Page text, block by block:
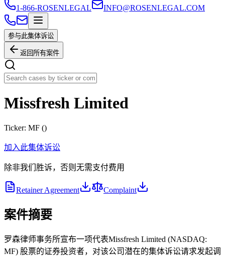
1-866-ROSENLEGAL INFO@ROSENLEGAL.COM
参与此集体诉讼
返回所有案件
Missfresh Limited
Ticker: MF ()
加入此集体诉讼
除非我们胜诉，否则无需支付费用
Retainer Agreement Complaint
案件摘要
罗森律师事务所宣布一项代表Missfresh Limited (NASDAQ:
MF) 股票的证券投资者，对该公司潜在的集体诉讼请求发起调